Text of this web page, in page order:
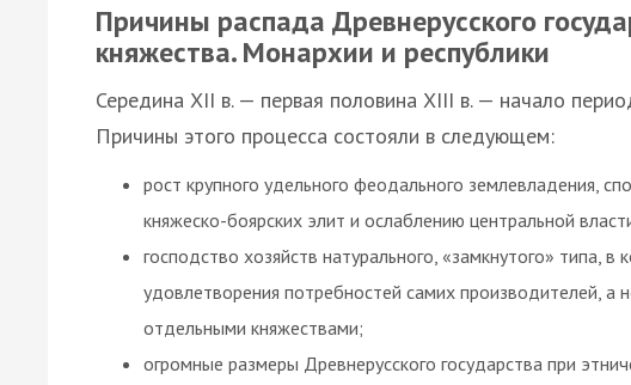
Причины распада Древнерусского
княжества. Монархии и республики
Середина XIІ в. — первая половина XIII в. — начало
Причины этого процесса состояли в следующем:
рост крупного удельного феодального землевладения,
княжеско-боярских элит и ослаблению центральной
господство хозяйств натурального, «замкнутого» типа,
удовлетворения потребностей самих производителей,
отдельными княжествами;
огромные размеры Древнерусского государства при